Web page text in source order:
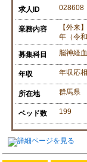
求人ID 028608
業務内容
【外来
年（令
募集科目 脳神経
年収 年収応
所在地 群馬県
ベッド数 199